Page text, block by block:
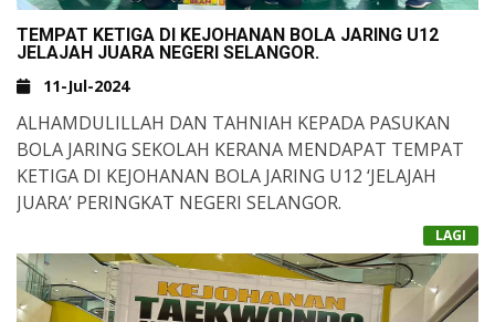
TEMPAT KETIGA DI KEJOHANAN BOLA JARING U12
JELAJAH JUARA NEGERI SELANGOR.
11-Jul-2024
ALHAMDULILLAH DAN TAHNIAH KEPADA PASUKAN
BOLA JARING SEKOLAH KERANA MENDAPAT TEMPAT
KETIGA DI KEJOHANAN BOLA JARING U12 ‘JELAJAH
JUARA’ PERINGKAT NEGERI SELANGOR.
LAGI